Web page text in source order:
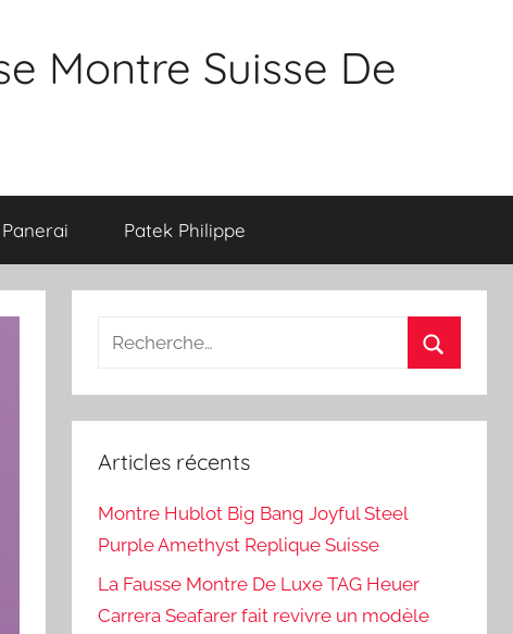
Montre Suisse De
Panerai Patek Philippe
Recherche
:
Articles récents
Montre Hublot Big Bang Joyful Steel
Purple Amethyst Replique Suisse
La Fausse Montre De Luxe TAG Heuer
Carrera Seafarer fait revivre un modèle